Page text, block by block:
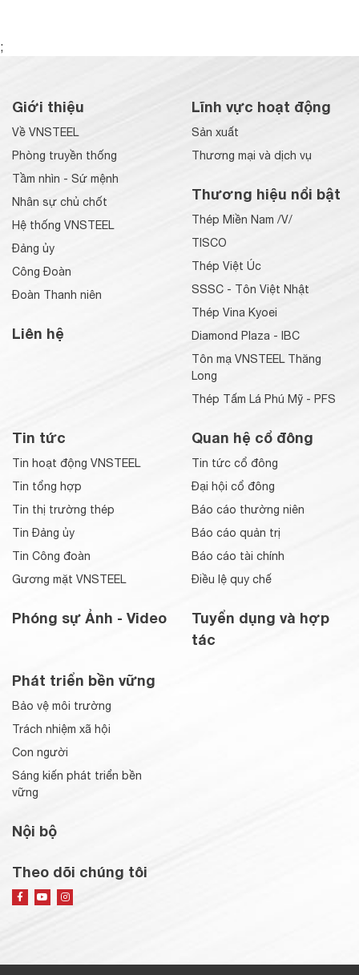
;
Giới thiệu
Về VNSTEEL
Phòng truyền thống
Tầm nhìn - Sứ mệnh
Nhân sự chủ chốt
Hệ thống VNSTEEL
Đảng ủy
Công Đoàn
Đoàn Thanh niên
Liên hệ
Lĩnh vực hoạt động
Sản xuất
Thương mại và dịch vụ
Thương hiệu nổi bật
Thép Miền Nam /V/
TISCO
Thép Việt Úc
SSSC - Tôn Việt Nhật
Thép Vina Kyoei
Diamond Plaza - IBC
Tôn mạ VNSTEEL Thăng
Long
Thép Tấm Lá Phú Mỹ - PFS
Tin tức
Tin hoạt động VNSTEEL
Tin tổng hợp
Tin thị trường thép
Tin Đảng ủy
Tin Công đoàn
Gương mặt VNSTEEL
Phóng sự Ảnh - Video
Quan hệ cổ đông
Tin tức cổ đông
Đại hội cổ đông
Báo cáo thường niên
Báo cáo quản trị
Báo cáo tài chính
Điều lệ quy chế
Tuyển dụng và hợp
tác
Phát triển bền vững
Bảo vệ môi trường
Trách nhiệm xã hội
Con người
Sáng kiến phát triển bền
vững
Nội bộ
Theo dõi chúng tôi